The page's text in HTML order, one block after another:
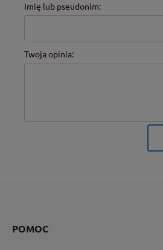
Imię lub pseudonim:
Twoja opinia:
POMOC